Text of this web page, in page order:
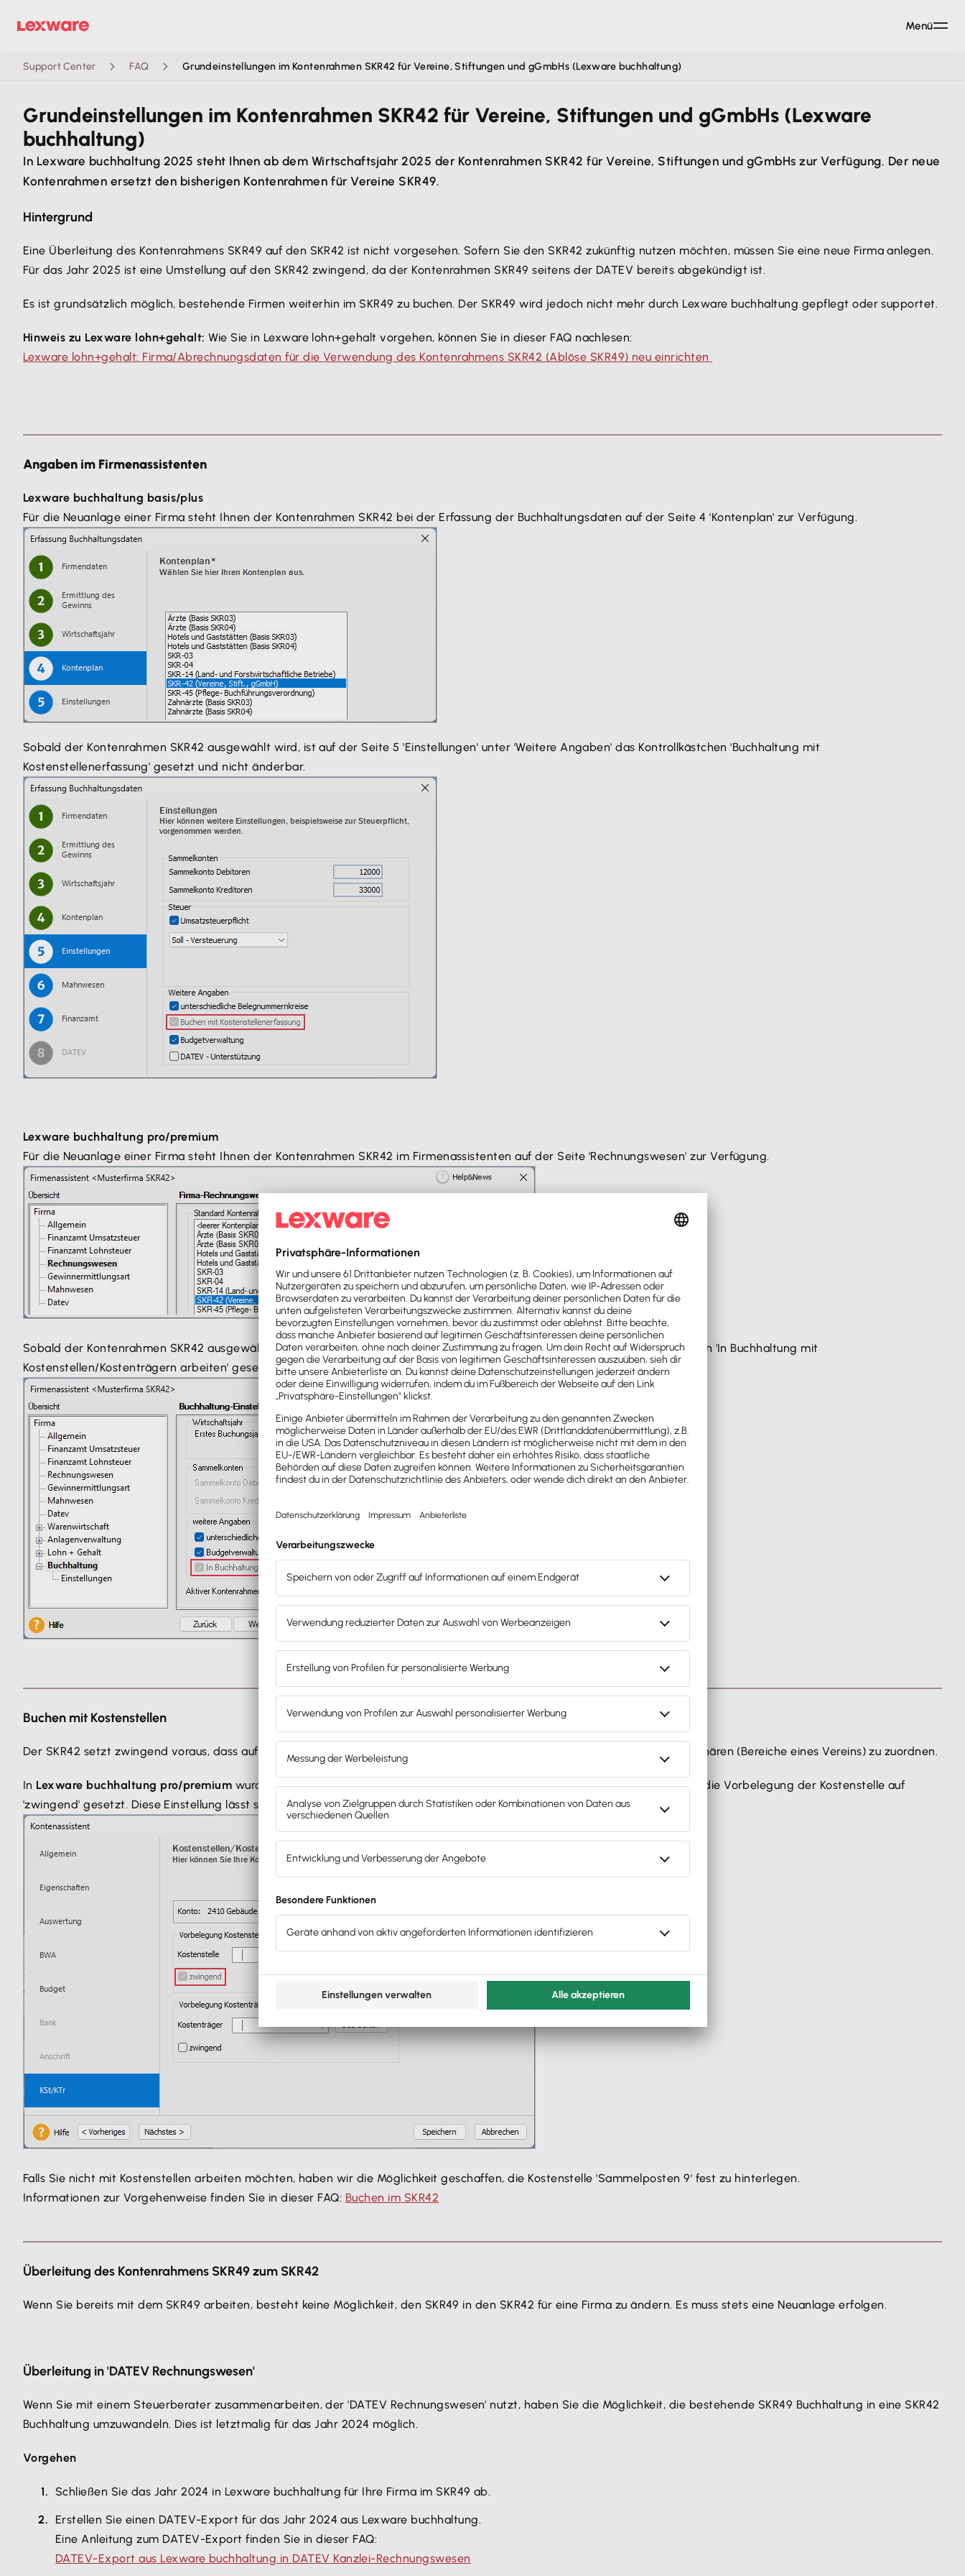
Support Center FAQ Grundeinstellungen im Kontenrahmen SKR42 für Vereine, Stiftungen und gGmbHs (Lexware buchhaltung)
Grundeinstellungen im Kontenrahmen SKR42 für Vereine, Stiftungen und gGmbHs (Lexware
buchhaltung)
In Lexware buchhaltung 2025 steht Ihnen ab dem Wirtschaftsjahr 2025 der Kontenrahmen SKR42 für Vereine, Stiftungen und gGmbHs zur Verfügung. Der neue
Kontenrahmen ersetzt den bisherigen Kontenrahmen für Vereine SKR49.
Hintergrund
Eine Überleitung des Kontenrahmens SKR49 auf den SKR42 ist nicht vorgesehen. Sofern Sie den SKR42 zukünftig nutzen möchten, müssen Sie eine neue Firma anlegen.
Für das Jahr 2025 ist eine Umstellung auf den SKR42 zwingend, da der Kontenrahmen SKR49 seitens der DATEV bereits abgekündigt ist.
Es ist grundsätzlich möglich, bestehende Firmen weiterhin im SKR49 zu buchen. Der SKR49 wird jedoch nicht mehr durch Lexware buchhaltung gepflegt oder supportet.
Hinweis zu Lexware lohn+gehalt: Wie Sie in Lexware lohn+gehalt vorgehen, können Sie in dieser FAQ nachlesen:
Lexware lohn+gehalt: Firma/Abrechnungsdaten für die Verwendung des Kontenrahmens SKR42 (Ablöse SKR49) neu einrichten
Angaben im Firmenassistenten
Lexware buchhaltung basis/plus
Für die Neuanlage einer Firma steht Ihnen der Kontenrahmen SKR42 bei der Erfassung der Buchhaltungsdaten auf der Seite 4 'Kontenplan' zur Verfügung.
Sobald der Kontenrahmen SKR42 ausgewählt wird, ist auf der Seite 5 'Einstellungen' unter 'Weitere Angaben' das Kontrollkästchen 'Buchhaltung mit
Kostenstellenerfassung' gesetzt und nicht änderbar.
Lexware buchhaltung pro/premium
Für die Neuanlage einer Firma steht Ihnen der Kontenrahmen SKR42 im Firmenassistenten auf der Seite 'Rechnungswesen' zur Verfügung.
Sobald der Kontenrahmen SKR42 ausgewählt wird, ist auf der Seite 'Buchhaltung' unter 'weitere Angaben' das Kontrollkästchen 'In Buchhaltung mit
Kostenstellen/Kostenträgern arbeiten' gesetzt und nicht änderbar.
Buchen mit Kostenstellen
Der SKR42 setzt zwingend voraus, dass auf allen Konten mit Kostenstellen gebucht wird, um die Buchungen den einzelnen Sphären (Bereiche eines Vereins) zu zuordnen.
In Lexware buchhaltung pro/premium wurde dafür in dem Kontenassistenten auf der Seite 'KSt/KTr' das Kontrollkästchen für die Vorbelegung der Kostenstelle auf
'zwingend' gesetzt. Diese Einstellung lässt sich nicht verändern und umfasst sämtliche Konten im Kontenrahmen SKR42.
Falls Sie nicht mit Kostenstellen arbeiten möchten, haben wir die Möglichkeit geschaffen, die Kostenstelle 'Sammelposten 9' fest zu hinterlegen.
Informationen zur Vorgehenweise finden Sie in dieser FAQ: Buchen im SKR42
Überleitung des Kontenrahmens SKR49 zum SKR42
Wenn Sie bereits mit dem SKR49 arbeiten, besteht keine Möglichkeit, den SKR49 in den SKR42 für eine Firma zu ändern. Es muss stets eine Neuanlage erfolgen.
Überleitung in 'DATEV Rechnungswesen'
Wenn Sie mit einem Steuerberater zusammenarbeiten, der 'DATEV Rechnungswesen' nutzt, haben Sie die Möglichkeit, die bestehende SKR49 Buchhaltung in eine SKR42
Buchhaltung umzuwandeln. Dies ist letztmalig für das Jahr 2024 möglich.
Vorgehen
Schließen Sie das Jahr 2024 in Lexware buchhaltung für Ihre Firma im SKR49 ab.
Erstellen Sie einen DATEV-Export für das Jahr 2024 aus Lexware buchhaltung.
Eine Anleitung zum DATEV-Export finden Sie in dieser FAQ:
DATEV-Export aus Lexware buchhaltung in DATEV Kanzlei-Rechnungswesen
Menü